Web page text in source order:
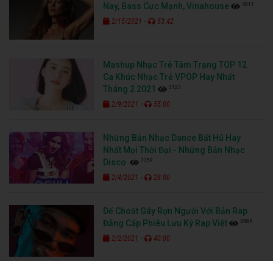
Nay, Bass Cực Mạnh, Vinahouse
4811
2/15/2021 - 53:42
Mashup Nhạc Trẻ Tâm Trạng TOP 12
Ca Khúc Nhạc Trẻ VPOP Hay Nhất
Tháng 2 2021
5123
2/9/2021 - 55:00
Những Bản Nhạc Dance Bất Hủ Hay
Nhất Mọi Thời Đại - Những Bản Nhạc
Disco
7359
2/4/2021 - 28:00
Dế Choắt Gây Rợn Người Với Bản Rap
Đẳng Cấp Phiêu Lưu Ký Rap Việt
3586
2/2/2021 - 40:00